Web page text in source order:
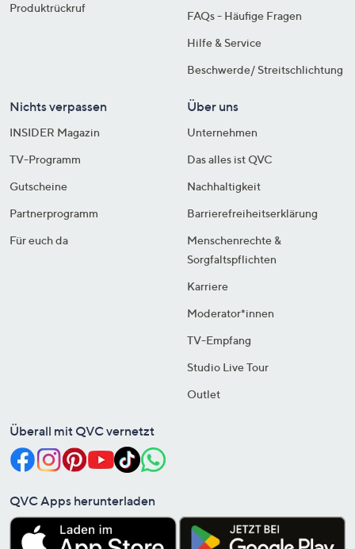
Produktrückruf
FAQs - Häufige Fragen
Hilfe & Service
Beschwerde/ Streitschlichtung
Nichts verpassen
INSIDER Magazin
TV-Programm
Gutscheine
Partnerprogramm
Für euch da
Über uns
Unternehmen
Das alles ist QVC
Nachhaltigkeit
Barrierefreiheitserklärung
Menschenrechte &
Sorgfaltspflichten
Karriere
Moderator*innen
TV-Empfang
Studio Live Tour
Outlet
Überall mit QVC vernetzt
QVC Apps herunterladen